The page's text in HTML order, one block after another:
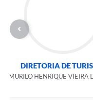
MURILO